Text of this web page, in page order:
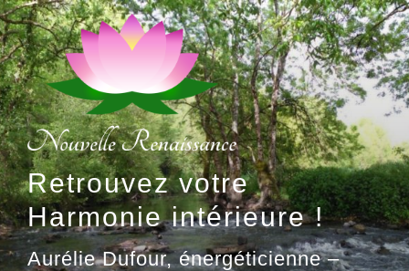
Aller
au
contenu
principal
Retrouvez votre
Harmonie intérieure !
Aurélie Dufour, énergéticienne –